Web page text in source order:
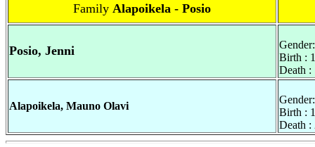
Family Alapoikela - Posio
Posio, Jenni
Birth :
Death :
Alapoikela, Mauno Olavi
Birth :
Death :